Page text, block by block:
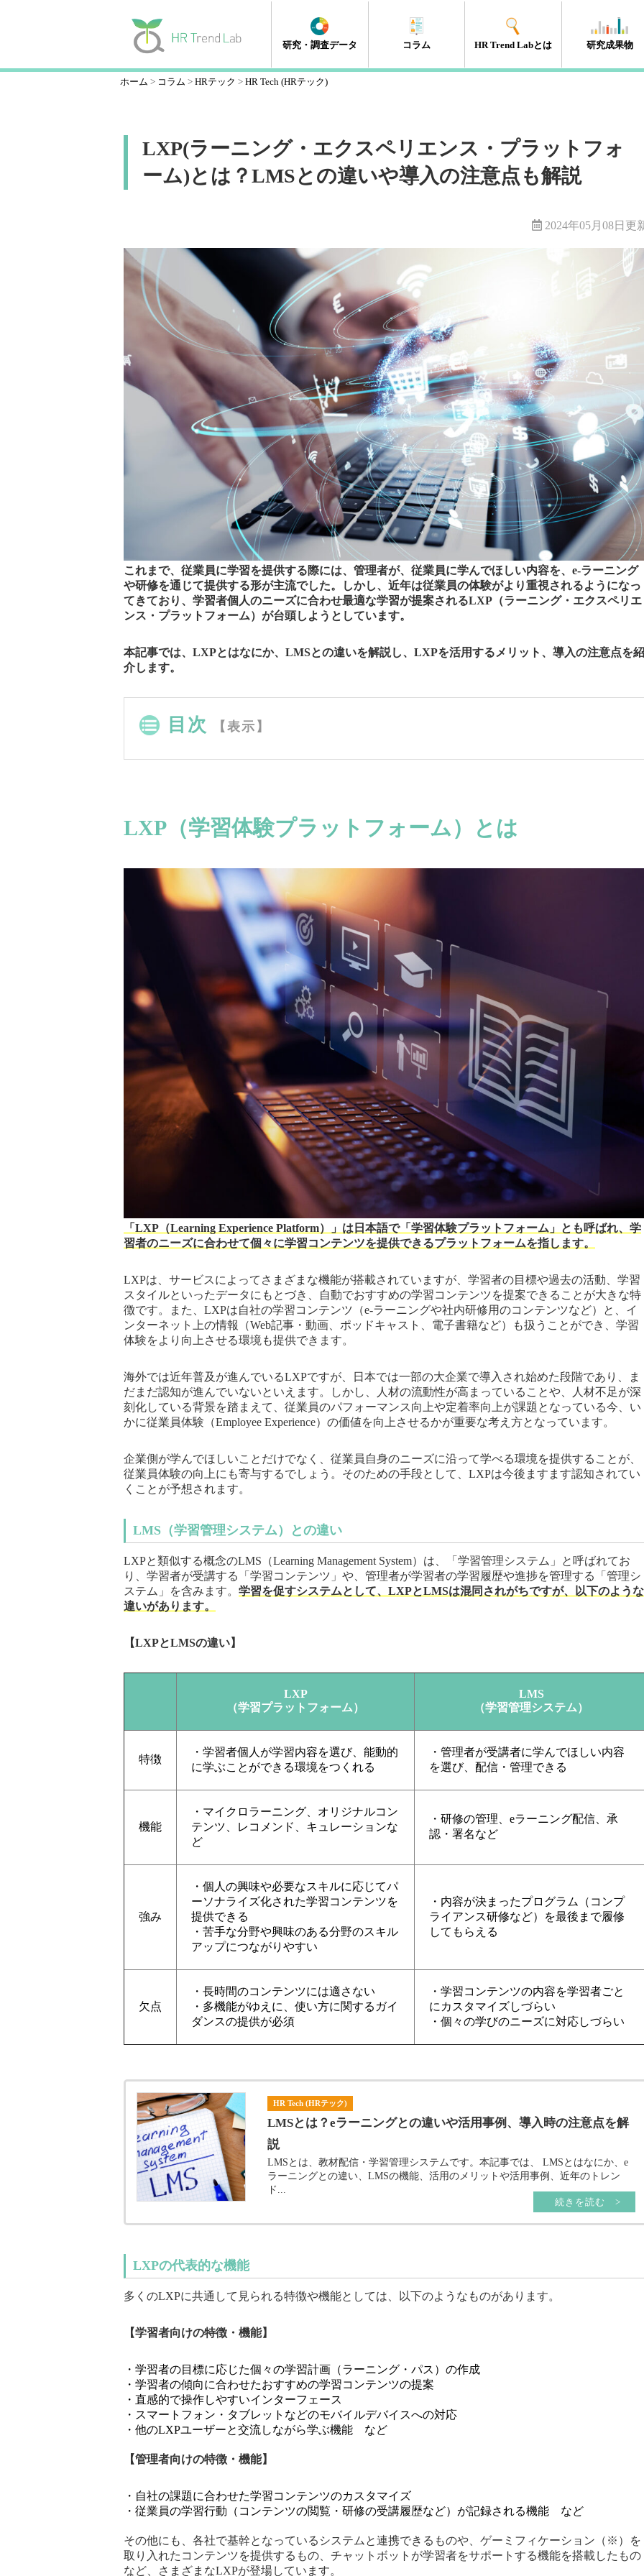
研究・調査データ コラム HR Trend Labとは 研究成果物
ホーム コラム HRテック HR Tech (HRテック)
LXP(ラーニング・エクスペリエンス・プラットフォ
ーム)とは？LMSとの違いや導入の注意点も解説
2024年05月08日更
これまで、従業員に学習を提供する際には、管理者が、従業員に学んでほしい内容を、e-ラーニング
や研修を通じて提供する形が主流でした。しかし、近年は従業員の体験がより重視されるようになっ
てきており、学習者個人のニーズに合わせ最適な学習が提案されるLXP（ラーニング・エクスペリエ
ンス・プラットフォーム）が台頭しようとしています。
本記事では、LXPとはなにか、LMSとの違いを解説し、LXPを活用するメリット、導入の注意点を紹
介します。
目次 【表示】
LXP（学習体験プラットフォーム）とは
「LXP（Learning Experience Platform）」は日本語で「学習体験プラットフォーム」とも呼ばれ、学
習者のニーズに合わせて個々に学習コンテンツを提供できるプラットフォームを指します。
LXPは、サービスによってさまざまな機能が搭載されていますが、学習者の目標や過去の活動、学習
スタイルといったデータにもとづき、自動でおすすめの学習コンテンツを提案できることが大きな特
徴です。また、LXPは自社の学習コンテンツ（e-ラーニングや社内研修用のコンテンツなど）と、イ
ンターネット上の情報（Web記事・動画、ポッドキャスト、電子書籍など）も扱うことができ、学習
体験をより向上させる環境も提供できます。
海外では近年普及が進んでいるLXPですが、日本では一部の大企業で導入され始めた段階であり、ま
だまだ認知が進んでいないといえます。しかし、人材の流動性が高まっていることや、人材不足が深
刻化している背景を踏まえて、従業員のパフォーマンス向上や定着率向上が課題となっている今、い
かに従業員体験（Employee Experience）の価値を向上させるかが重要な考え方となっています。
企業側が学んでほしいことだけでなく、従業員自身のニーズに沿って学べる環境を提供することが、
従業員体験の向上にも寄与するでしょう。そのための手段として、LXPは今後ますます認知されてい
くことが予想されます。
LMS（学習管理システム）との違い
LXPと類似する概念のLMS（Learning Management System）は、「学習管理システム」と呼ばれてお
り、学習者が受講する「学習コンテンツ」や、管理者が学習者の学習履歴や進捗を管理する「管理シ
ステム」を含みます。 学習を促すシステムとして、LXPとLMSは混同されがちですが、以下のような
違いがあります。
【LXPとLMSの違い】
LXP
（学習プラットフォーム）
LMS
（学習管理システム）
特徴
・学習者個人が学習内容を選び、能動的
に学ぶことができる環境をつくれる
・管理者が受講者に学んでほしい内容
を選び、配信・管理できる
機能
・マイクロラーニング、オリジナルコン
テンツ、レコメンド、キュレーションな
ど
・研修の管理、eラーニング配信、承
認・署名など
強み
・個人の興味や必要なスキルに応じてパ
ーソナライズ化された学習コンテンツを
提供できる
・苦手な分野や興味のある分野のスキル
アップにつながりやすい
・内容が決まったプログラム（コンプ
ライアンス研修など）を最後まで履修
してもらえる
欠点
・長時間のコンテンツには適さない
・多機能がゆえに、使い方に関するガイ
ダンスの提供が必須
・学習コンテンツの内容を学習者ごと
にカスタマイズしづらい
・個々の学びのニーズに対応しづらい
HR Tech (HRテック)
LMSとは？eラーニングとの違いや活用事例、導入時の注意点を解
説
LMSとは、教材配信・学習管理システムです。本記事では、 LMSとはなにか、e
ラーニングとの違い、LMSの機能、活用のメリットや活用事例、近年のトレン
ド...
続きを読む >
LXPの代表的な機能
多くのLXPに共通して見られる特徴や機能としては、以下のようなものがあります。
【学習者向けの特徴・機能】
・学習者の目標に応じた個々の学習計画（ラーニング・パス）の作成
・学習者の傾向に合わせたおすすめの学習コンテンツの提案
・直感的で操作しやすいインターフェース
・スマートフォン・タブレットなどのモバイルデバイスへの対応
・他のLXPユーザーと交流しながら学ぶ機能 など
【管理者向けの特徴・機能】
・自社の課題に合わせた学習コンテンツのカスタマイズ
・従業員の学習行動（コンテンツの閲覧・研修の受講履歴など）が記録される機能 など
その他にも、各社で基幹となっているシステムと連携できるものや、ゲーミフィケーション（※）を
取り入れたコンテンツを提供するもの、チャットボットが学習者をサポートする機能を搭載したもの
など、さまざまなLXPが登場しています。